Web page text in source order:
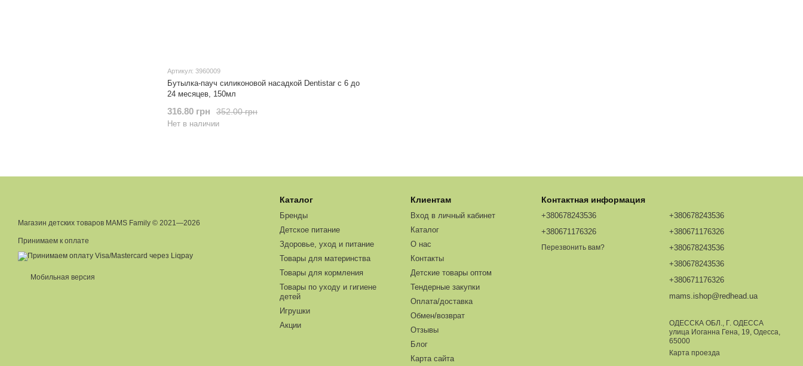
Артикул: 3960009
Бутылка-пауч силиконовой насадкой Dentistar с 6 до
24 месяцев, 150мл
352.00 грн
316.80 грн
Нет в наличии
Магазин детских товаров MAMS Family © 2021—2026
Принимаем к оплате
Мобильная версия
Каталог
Бренды
Детское питание
Здоровье, уход и питание
Товары для материнства
Товары для кормления
Товары по уходу и гигиене
детей
Игрушки
Акции
Клиентам
Вход в личный кабинет
Каталог
О нас
Контакты
Детские товары оптом
Тендерные закупки
Оплата/доставка
Обмен/возврат
Отзывы
Блог
Карта сайта
Контактная информация
+380678243536
+380671176326
Перезвонить вам?
+380678243536
+380671176326
+380678243536
+380678243536
+380671176326
mams.ishop@redhead.ua
ОДЕССКА ОБЛ., Г. ОДЕССА
улица Иоганна Гена, 19, Одесса,
65000
Карта проезда